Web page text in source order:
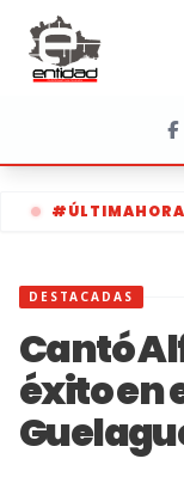
#ÚLTIMAHORA
DESTACADAS
Cantó
éxito en